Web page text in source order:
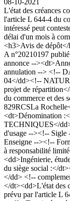
L'état des créances
l'article L 644-4 du
intéressé peut
délai d'un mois à
<h3>Avis de
A n°20210197
annonce --
annulation --> <!--
04</dd><!--
projet de
du commerce et des
829RCSLa
<dt>Dénomination
TECHNIQUES</
d'usage --><!--
Enseigne --><!--
à responsabilité
<dd>Ingénierie,
du siège social :</
</dd> <!--
</dt><dd>L'état des
prévu par l'article L